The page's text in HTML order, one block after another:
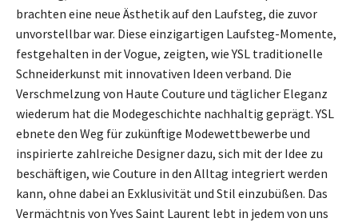
brachten eine neue Ästhetik auf den Laufsteg, die zuvor
unvorstellbar war. Diese einzigartigen Laufsteg-Momente,
festgehalten in der Vogue, zeigten, wie YSL traditionelle
Schneiderkunst mit innovativen Ideen verband. Die
Verschmelzung von Haute Couture und täglicher Eleganz
wiederum hat die Modegeschichte nachhaltig geprägt. YSL
ebnete den Weg für zukünftige Modewettbewerbe und
inspirierte zahlreiche Designer dazu, sich mit der Idee zu
beschäftigen, wie Couture in den Alltag integriert werden
kann, ohne dabei an Exklusivität und Stil einzubüßen. Das
Vermächtnis von Yves Saint Laurent lebt in jedem von uns